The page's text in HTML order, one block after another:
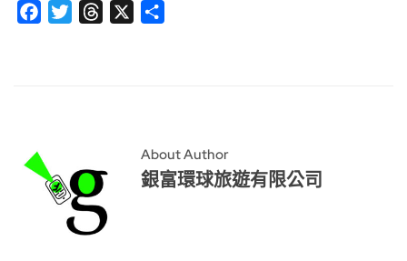
FacebookTwitterThreads
About Author
銀富環球旅遊有限公司